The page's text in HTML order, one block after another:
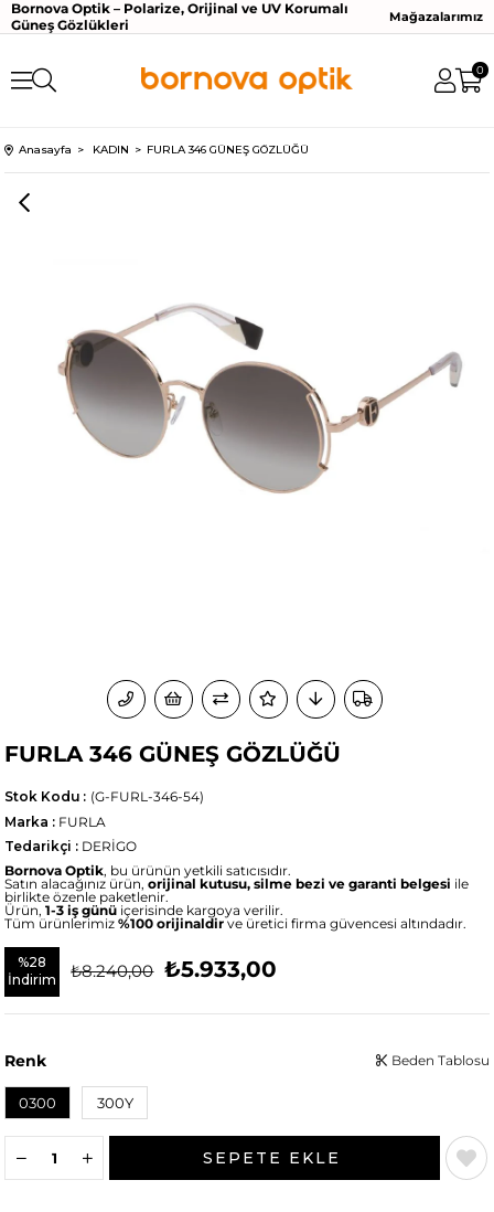
Bornova Optik – Polarize, Orijinal ve UV Korumalı
Güneş Gözlükleri
Mağazalarımız
0
Anasayfa KADIN FURLA 346 GÜNEŞ GÖZLÜĞÜ
FURLA 346 GÜNEŞ GÖZLÜĞÜ
(G-FURL-346-54)
Stok Kodu
Marka : FURLA
Tedarikçi : DERİGO
Bornova Optik, bu ürünün yetkili satıcısıdır.
Satın alacağınız ürün,orijinal kutusu, silme bezi ve garanti belgesi ile
birlikte özenle paketlenir.
Ürün,1-3 iş günü içerisinde kargoya verilir.
Tüm ürünlerimiz%100 orijinaldirve üretici firma güvencesi altındadır.
%28
İndirim
₺8.240,00 ₺5.933,00
Renk
0300 300Y
Beden Tablosu